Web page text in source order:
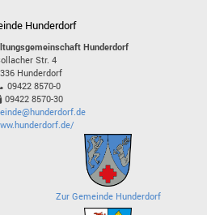
Hunderdorf
Hunderdorf
Str. 4
Hunderdorf
09422 8570-0
09422 8570-30
Zur Gemeinde Hunderdorf